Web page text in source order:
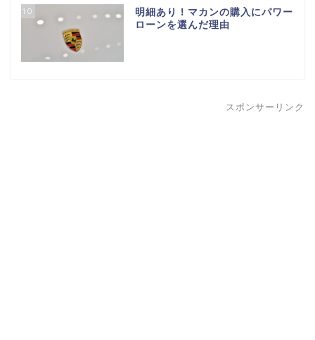
10
明細あり！マカンの購入にパワー
ローンを選んだ理由
スポンサーリンク